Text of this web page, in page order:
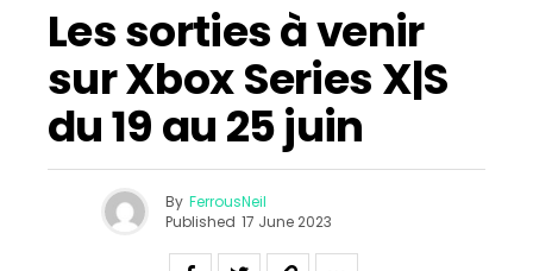
Les sorties à venir
sur Xbox Series X|S
du 19 au 25 juin
By FerrousNeil
Published 17 June 2023